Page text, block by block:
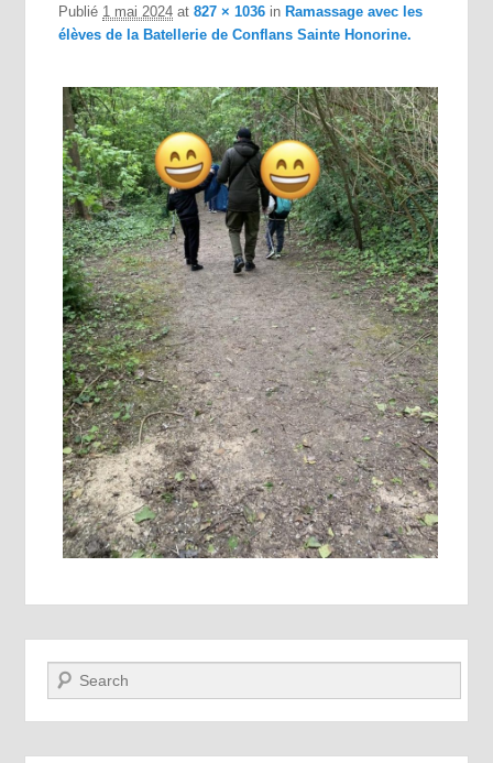
Publié 1 mai 2024 at827 × 1036 in Ramassage avec les
élèves de la Batellerie de Conflans Sainte Honorine.
Recherche